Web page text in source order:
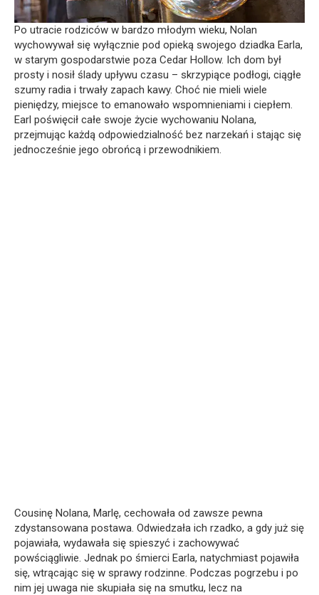
Po utracie rodziców w bardzo młodym wieku, Nolan
wychowywał się wyłącznie pod opieką swojego dziadka Earla,
w starym gospodarstwie poza Cedar Hollow. Ich dom był
prosty i nosił ślady upływu czasu – skrzypiące podłogi, ciągłe
szumy radia i trwały zapach kawy. Choć nie mieli wiele
pieniędzy, miejsce to emanowało wspomnieniami i ciepłem.
Earl poświęcił całe swoje życie wychowaniu Nolana,
przejmując każdą odpowiedzialność bez narzekań i stając się
jednocześnie jego obrońcą i przewodnikiem.
Cousinę Nolana, Marlę, cechowała od zawsze pewna
zdystansowana postawa. Odwiedzała ich rzadko, a gdy już się
pojawiała, wydawała się spieszyć i zachowywać
powściągliwie. Jednak po śmierci Earla, natychmiast pojawiła
się, wtrącając się w sprawy rodzinne. Podczas pogrzebu i po
nim jej uwaga nie skupiała się na smutku, lecz na